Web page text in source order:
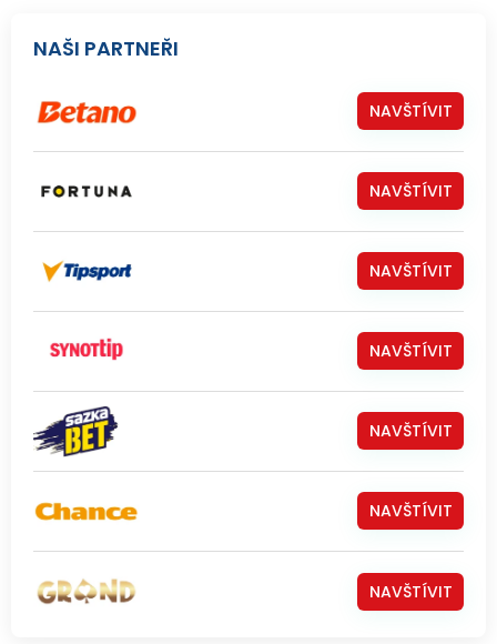
NAŠI PARTNEŘI
NAVŠTÍVIT
NAVŠTÍVIT
NAVŠTÍVIT
NAVŠTÍVIT
NAVŠTÍVIT
NAVŠTÍVIT
NAVŠTÍVIT